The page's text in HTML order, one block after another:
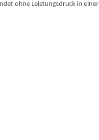
ohne Leistungsdruck in einer